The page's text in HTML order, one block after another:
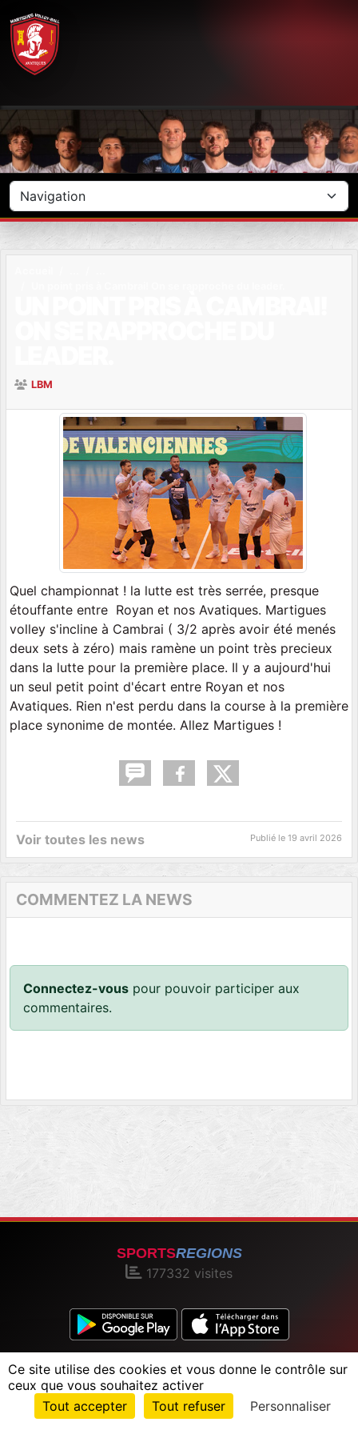
LBM
Quel championnat ! la lutte est très serrée, presque
étouffante entre Royan et nos Avatiques. Martigues
volley s'incline à Cambrai ( 3/2 après avoir été menés
deux sets à zéro) mais ramène un point très precieux
dans la lutte pour la première place. Il y a aujourd'hui
un seul petit point d'écart entre Royan et nos
Avatiques. Rien n'est perdu dans la course à la première
place synonime de montée. Allez Martigues !
Voir toutes les news Publié le 19 avril 2026
COMMENTEZ LA NEWS
Connectez-vous pour pouvoir participer aux
commentaires.
SPORTSREGIONS
177332 visites
Charte cookies
Gestion des cookies
Informations légales
Signaler un contenu inapproprié
Envie de participer ?
Connexion
Panneau de gestion des cookies
Ce site utilise des cookies et vous donne le contrôle sur
ceux que vous souhaitez activer
Tout accepter
Tout refuser Personnaliser